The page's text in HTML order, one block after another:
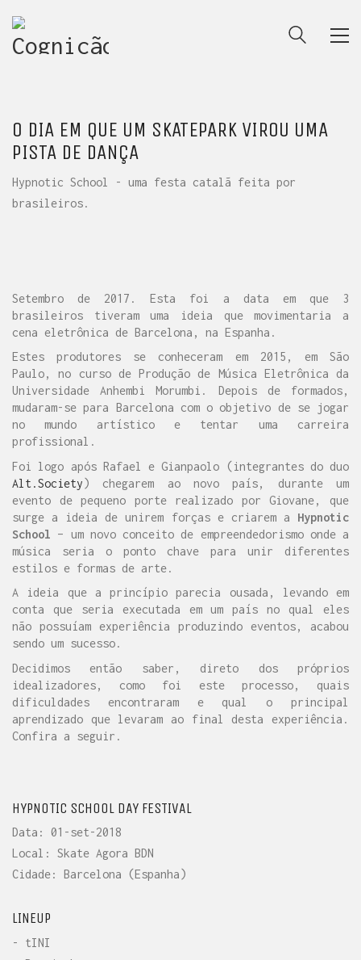
O DIA EM QUE UM SKATEPARK VIROU UMA
PISTA DE DANÇA
Hypnotic School - uma festa catalã feita por
brasileiros.
Setembro de 2017. Esta foi a data em que 3
brasileiros tiveram uma ideia que movimentaria a
cena eletrônica de Barcelona, na Espanha.
Estes produtores se conheceram em 2015, em São
Paulo, no curso de Produção de Música Eletrônica da
Universidade Anhembi Morumbi. Depois de formados,
mudaram-se para Barcelona com o objetivo de se jogar
no mundo artístico e tentar uma carreira
profissional.
Foi logo após Rafael e Gianpaolo (integrantes do duo
Alt.Society) chegarem ao novo país, durante um
evento de pequeno porte realizado por Giovane, que
surge a ideia de unirem forças e criarem a Hypnotic
School – um novo conceito de empreendedorismo onde a
música seria o ponto chave para unir diferentes
estilos e formas de arte.
A ideia que a princípio parecia ousada, levando em
conta que seria executada em um país no qual eles
não possuíam experiência produzindo eventos, acabou
sendo um sucesso.
Decidimos então saber, direto dos próprios
idealizadores, como foi este processo, quais
dificuldades encontraram e qual o principal
aprendizado que levaram ao final desta experiência.
Confira a seguir.
HYPNOTIC SCHOOL DAY FESTIVAL
Data: 01-set-2018
Local: Skate Agora BDN
Cidade: Barcelona (Espanha)
LINEUP
- tINI